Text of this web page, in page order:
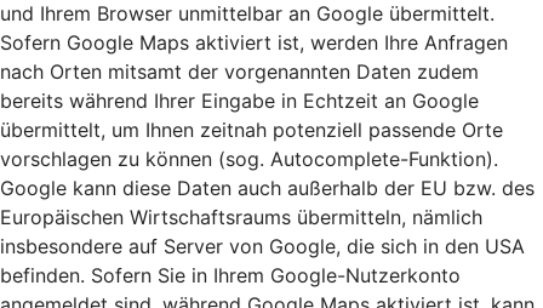
und Ihrem Browser unmittelbar an Google übermittelt.
Sofern Google Maps aktiviert ist, werden Ihre Anfragen
nach Orten mitsamt der vorgenannten Daten zudem
bereits während Ihrer Eingabe in Echtzeit an Google
übermittelt, um Ihnen zeitnah potenziell passende Orte
vorschlagen zu können (sog. Autocomplete-Funktion).
Google kann diese Daten auch außerhalb der EU bzw. des
Europäischen Wirtschaftsraums übermitteln, nämlich
insbesondere auf Server von Google, die sich in den USA
befinden. Sofern Sie in Ihrem Google-Nutzerkonto